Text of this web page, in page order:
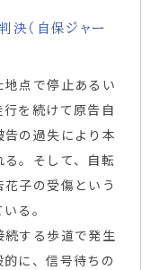
決（自保ジャー
点で停止あるい
を続けて原告自
の過失により本
。そして、自転
子の受傷という
る。
する歩道で発生
に、信号待ちの